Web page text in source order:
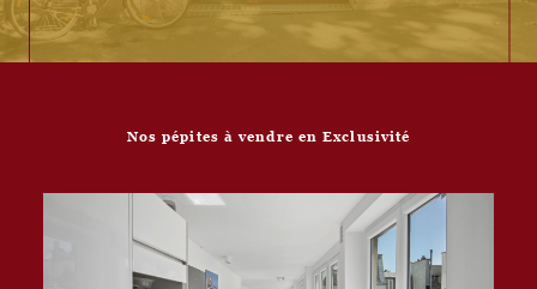
Saint-Martin (75010 Paris), vous offre un accompagnement sur-
mesure, que vous souhaitiez vendre, acheter ou estimer votre bien.
Faire appel à La Porte de Paris, c'est la garantie d'être
transparence et la confiance.
Service d'estimation immobilière
En plus de nos services de vente et d'achat, nous proposons
service d'estimation immobilière gratuit notamment dans
le 3e arrondissement
et ses environs.
Nos pépites à vendre en Exclusivité